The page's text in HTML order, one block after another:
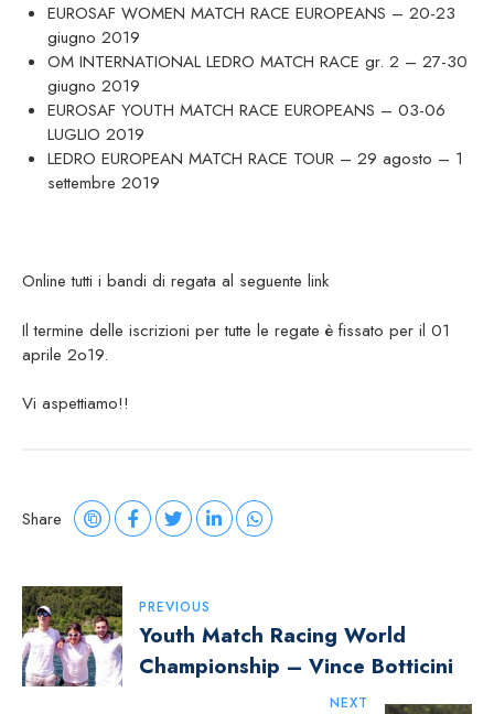
EUROSAF WOMEN MATCH RACE EUROPEANS – 20-23
giugno 2019
OM INTERNATIONAL LEDRO MATCH RACE gr. 2 – 27-30
giugno 2019
EUROSAF YOUTH MATCH RACE EUROPEANS – 03-06
LUGLIO 2019
LEDRO EUROPEAN MATCH RACE TOUR – 29 agosto – 1
settembre 2019
Online tutti i bandi di regata al seguente link
Il termine delle iscrizioni per tutte le regate è fissato per il 01
aprile 2o19.
Vi aspettiamo!!
Share
Navigazione
Articoli
PREVIOUS
Youth Match Racing World
Championship – Vince Botticini
NEXT